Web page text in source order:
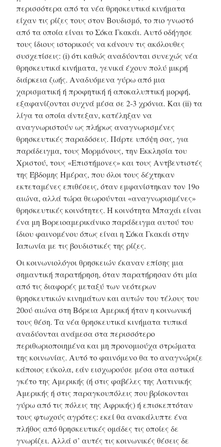
περισσότερα από τα νέα θρησκευτικά κινήματα
είχαν τις ρίζες τους στον Βουδισμό, το πιο γνωστό
από τα οποία είναι το Σόκα Γκακάι. Αυτό οδήγησε
τους ίδιους ιστορικούς να κάνουν τις ακόλουθες
συσχετίσεις: (i) ότι καθώς αναδύονται συνεχώς νέα
θρησκευτικά κινήματα, γενικά έχουν πολύ μικρή
διάρκεια ζωής. Αναδυόμενα γύρω από μια
χαρισματική ή προφητική ή αποκαλυπτική μορφή,
εξαφανίζονται συχνά μέσα σε 2-3 χρόνια. Και (ii) τα
λίγα τα οποία άντεξαν, κατέληξαν να
αναγνωριστούν ως πλήρως αναγνωρισμένες
θρησκευτικές παραδόσεις. Πάρτε υπόψη σας, για
παράδειγμα, τους Μορμόνους, την Εκκλησία του
Χριστού, τους «Επιστήμονες» και τους Αντβεντιστές
της Έβδομης Ημέρας, που όλοι τους δέχτηκαν
εκτεταμένες επιθέσεις, όταν εμφανίστηκαν τον 19ο
αιώνα, αλλά τώρα θεωρούνται «αναγνωρισμένες»
θρησκευτικές κοινότητες. Η κοινότητα Μπαχάι είναι
ένα μη Βορειοαμερικάνικο παράδειγμα αυτού του
ίδιου φαινομένου όπως είναι η Σόκα Γκακάι στην
Ιαπωνία με τις βουδιστικές της ρίζες.
Οι κοινωνιολόγοι θρησκειών έκαναν επίσης μια
σημαντική παρατήρηση, όταν παρατήρησαν ότι μία
από τις διαφορές μεταξύ των νεότερων
θρησκευτικών κινημάτων και αυτών του τέλους του
20ού αιώνα στη Βόρεια Αμερική ήταν η κοινωνική
τους θέση. Τα νέα θρησκευτικά κινήματα τυπικά
αναδύονται ανάμεσα στα περισσότερο
περιθωριοποιημένα και μη προνομιούχα στρώματα
της κοινωνίας. Αυτό το φαινόμενο θα το αναγνώριζε
κάποιος εύκολα, εάν εισχωρούσε μέσα στα αστικά
γκέτο της Αμερικής (ή στις φαβέλες της Λατινικής
Αμερικής ή στις παραγκουπόλεις που βρίσκονται
γύρω από τις πόλεις της Αφρικής) ή επισκεπτόταν
τους φτωχούς αγρότες: εκεί θα ανακάλυπτε ένα
πλήθος από θρησκευτικές ομάδες τις οποίες δε
γνωρίζει. Αλλά σ’ αυτές τις κοινωνικές θέσεις δε